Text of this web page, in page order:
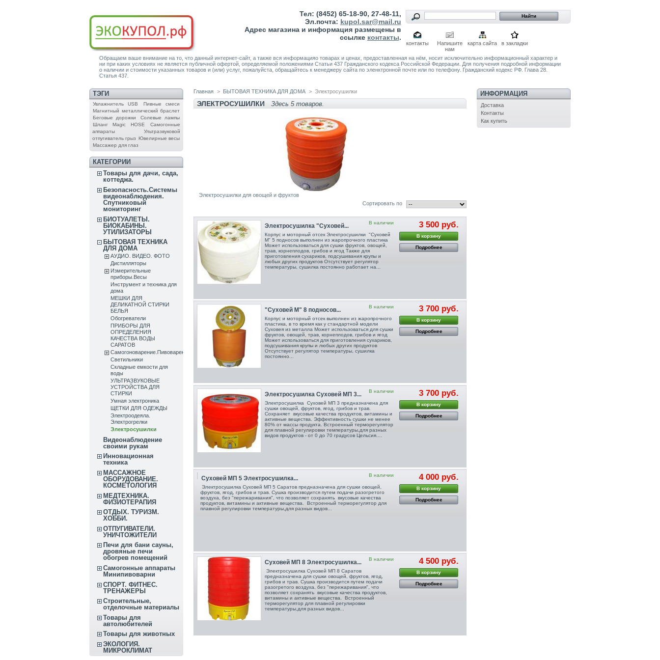
Тел: (8452) 65-18-90, 27-48-11,
Эл.почта: kupol.sar@mail.ru
Адрес магазина и информация размещены в
ссылке контакты.
контакты
Напишите
нам
карта сайта в закладки
Обращаем ваше внимание на то, что данный интернет-сайт, а также вся информацияо товарах и ценах, предоставленная на нём, носит исключительно информационный характер и
ни при каких условиях не является публичной офертой, определяемой положениями Статьи 437 Гражданского кодекса Российской Федерации. Для получения подробной информации
о наличии и стоимости указанных товаров и (или) услуг, пожалуйста, обращайтесь к менеджеру сайта по эленктронной почте или по телефону. Гражданский кодекс РФ. Глава 28.
Статья 437.
ТЭГИ
Увлажнитель USB
Пивные смеси
Магнитный металлический браслет
Беговые дорожки
Солевые лампы
Шланг Magic HOSE
Самогонные
аппараты
Ультразвуковой
отпугиватель грыз
Ювелирные весы
Массажер для глаз
КАТЕГОРИИ
Товары для дачи, сада,
коттеджа.
Безопасность.Системы
видеонаблюдения.
Спутниковый
мониторинг
БИОТУАЛЕТЫ.
БИОКАБИНЫ.
УТИЛИЗАТОРЫ
БЫТОВАЯ ТЕХНИКА
ДЛЯ ДОМА
АУДИО. ВИДЕО. ФОТО
Дистилляторы
Измерительные
приборы.Весы
Инструмент и техника для
дома
МЕШКИ ДЛЯ
ДЕЛИКАТНОЙ СТИРКИ
БЕЛЬЯ
Обогреватели
ПРИБОРЫ ДЛЯ
ОПРЕДЕЛЕНИЯ
КАЧЕСТВА ВОДЫ
САРАТОВ
Самогоноварение.Пивоварение.Виноделие
Светильники
Складные емкости для
воды
УЛЬТРАЗВУКОВЫЕ
УСТРОЙСТВА ДЛЯ
СТИРКИ
Умная электроника
ЩЕТКИ ДЛЯ ОДЕЖДЫ
Электроодеяла.
Электрогрелки
Электросушилки
Видеонаблюдение
своими рукам
Инновационная
техника
МАССАЖНОЕ
ОБОРУДОВАНИЕ.
КОСМЕТОЛОГИЯ
МЕДТЕХНИКА.
ФИЗИОТЕРАПИЯ
ОТДЫХ. ТУРИЗМ.
ХОББИ.
ОТПУГИВАТЕЛИ.
УНИЧТОЖИТЕЛИ
Печи для бани сауны,
дровяные печи
обогрев помещений
Самогонные аппараты
Минипивоварни
СПОРТ. ФИТНЕС.
ТРЕНАЖЕРЫ
Строительные,
отделочные материалы
Товары для
автолюбителей
Товары для животных
ЭКОЛОГИЯ.
МИКРОКЛИМАТ
Главная > БЫТОВАЯ ТЕХНИКА ДЛЯ ДОМА > Электросушилки
ЭЛЕКТРОСУШИЛКИ Здесь 5 товаров.
Электросушилки для овощей и фруктов
Сортировать по
В наличии
Электросушилка "Суховей...
Корпус и моторный отсек Электросушилки "Суховей
М" 5 подносов выполнен из жаропрочного пластика
Может использоваться для сушки фруктов, овощей,
трав, корнеплодов, грибов и ягод Также для
приготовления сухариков, подсушивания крупы и
любых других продуктов Отсутствует регулятор
температуры, сушилка постоянно работает на...
3 500 руб.
В корзину
Подробнее
В наличии
"Суховей М" 8 подносов...
Корпус и моторный отсек выполнен из жаропрочного
пластика, в то время как у стандартной модели
Суховея из металла Может использоваться для сушки
фруктов, овощей, трав, корнеплодов, грибов и ягод
Может использоваться для приготовления сухариков,
подсушивания крупы и любых других продуктов
Отсутствует регулятор температуры, сушилка
постоянно...
3 700 руб.
В корзину
Подробнее
В наличии
Электросушилка Суховей МП 3...
Электросушилка Суховей МП 3 предназначена для
сушки овощей, фруктов, ягод, грибов и трав.
Сохраняет вкусовые качества продуктов, витамины и
активные вещества. Эффективность сушки не менее
80% от массы продукта. Встроенный терморегулятор
для плавной регулировки температуры,для разных
видов продуктов - от 0 до 70 градусов Цельсия....
3 700 руб.
В корзину
Подробнее
В наличии
Суховей МП 5 Электросушилка...
Электросушилка Суховей МП 5 Саратов предназначена для сушки овощей,
фруктов, ягод, грибов и трав. Сушка производится путем подачи разогретого
воздуха, без "пережаривания", что позволяет сохранять вкусовые качества
продуктов, витамины и активные вещества. Встроенный терморегулятор для
плавной регулировки температуры,для разных видов...
4 000 руб.
В корзину
Подробнее
В наличии
Суховей МП 8 Электросушилка...
Электросушилка Суховей МП 8 Саратов
предназначена для сушки овощей, фруктов, ягод,
грибов и трав. Сушка производится путем подачи
разогретого воздуха, без "пережаривания", что
позволяет сохранять вкусовые качества продуктов,
витамины и активные вещества. Встроенный
терморегулятор для плавной регулировки
температуры,для разных видов...
4 500 руб.
В корзину
Подробнее
ИНФОРМАЦИЯ
Доставка
Контакты
Как купить